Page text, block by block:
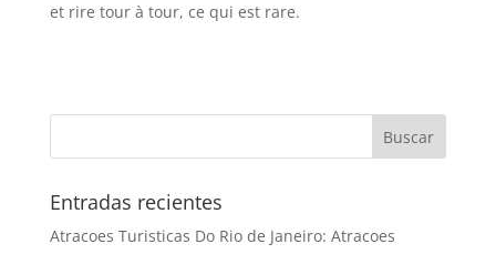
et rire tour à tour, ce qui est rare.
Entradas recientes
Atracoes Turisticas Do Rio de Janeiro: Atracoes